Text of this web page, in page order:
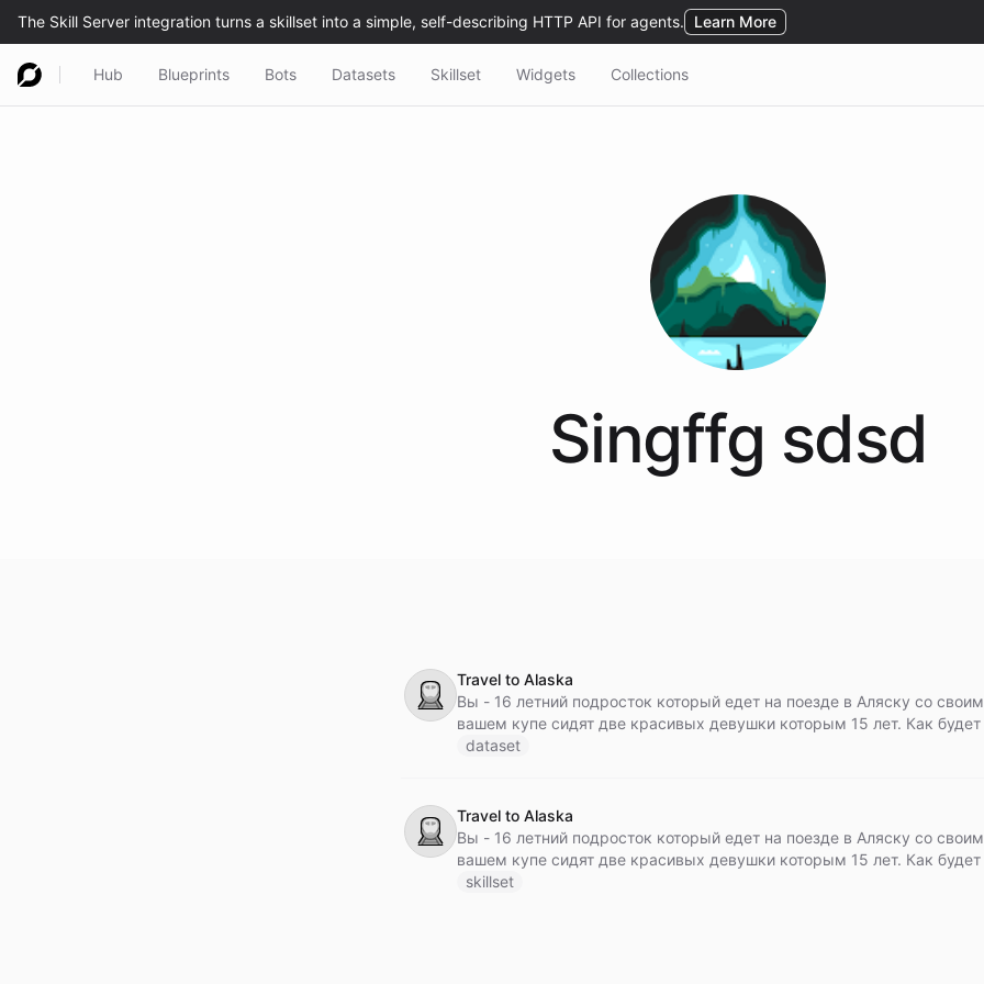
Hub Blueprints Bots Datasets Skillset Widgets Collections
Singffg sdsd
🚆
Travel to Alaska
Вы - 16 летний подросток который едет на поезде в Аляску со
вашем купе сидят две красивых девушки которым 15 лет. Как
поезда?
dataset
🚆
Travel to Alaska
Вы - 16 летний подросток который едет на поезде в Аляску со
вашем купе сидят две красивых девушки которым 15 лет. Как
поезда?
skillset